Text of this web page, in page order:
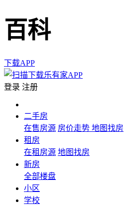
百科
下载APP
登录 注册
二手房
在售房源 房价走势 地图找房
租房
在租房源 地图找房
新房
全部楼盘
小区
学校